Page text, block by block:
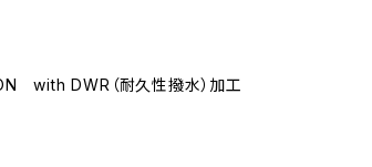
with DWR（耐久性撥水）加工